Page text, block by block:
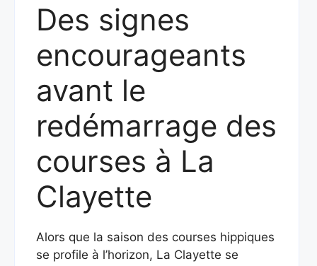
Des signes
encourageants
avant le
redémarrage des
courses à La
Clayette
Alors que la saison des courses hippiques
se profile à l’horizon, La Clayette se